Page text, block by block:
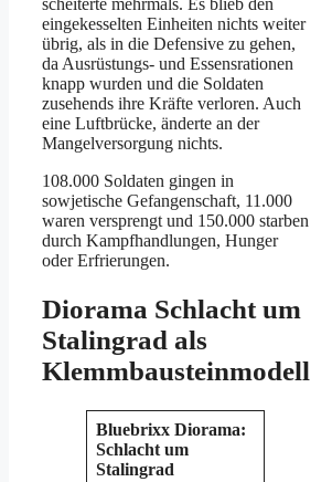
scheiterte mehrmals. Es blieb den
eingekesselten Einheiten nichts weiter
übrig, als in die Defensive zu gehen,
da Ausrüstungs- und Essensrationen
knapp wurden und die Soldaten
zusehends ihre Kräfte verloren. Auch
eine Luftbrücke, änderte an der
Mangelversorgung nichts.
108.000 Soldaten gingen in
sowjetische Gefangenschaft, 11.000
waren versprengt und 150.000 starben
durch Kampfhandlungen, Hunger
oder Erfrierungen.
Diorama Schlacht um
Stalingrad als
Klemmbausteinmodell
Bluebrixx Diorama:
Schlacht um
Stalingrad